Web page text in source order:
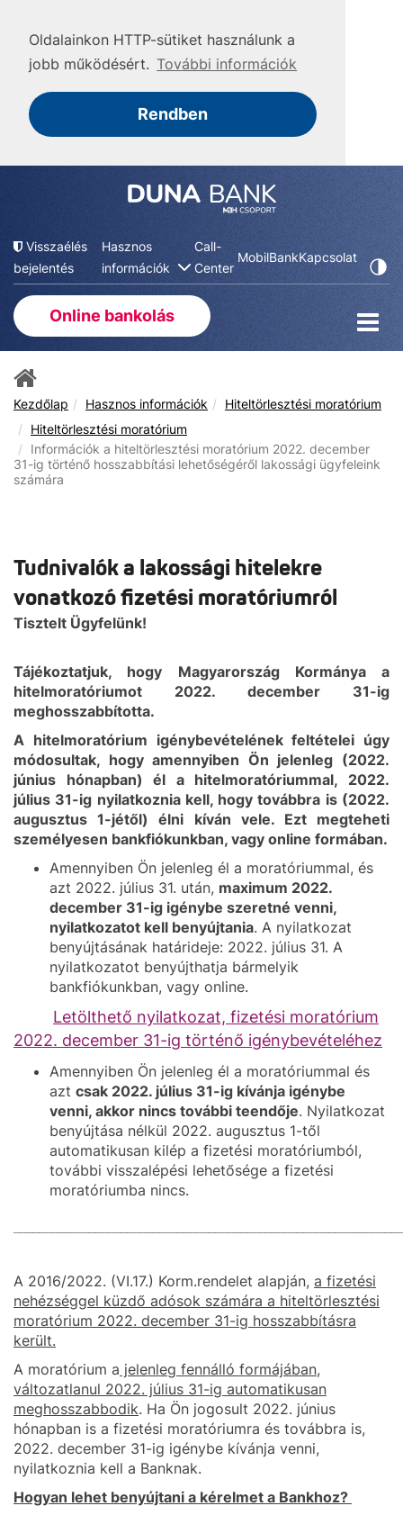
Oldalainkon HTTP-sütiket használunk a
jobb működésért. További információk
Rendben
Visszaélés
bejelentés
Hasznos
információk
Call-
Center
MobilBankKapcsolat
Online bankolás
Kezdőlap Hasznos információk
Hiteltörlesztési moratórium
Hiteltörlesztési moratórium
Információk a hiteltörlesztési moratórium 2022. december
31-ig történő hosszabbítási lehetőségéről lakossági ügyfeleink
számára
Tudnivalók a lakossági hitelekre
vonatkozó fizetési moratóriumról
Tisztelt Ügyfelünk!
Tájékoztatjuk, hogy Magyarország Kormánya a
hitelmoratóriumot 2022. december 31-ig
meghosszabbította.
A hitelmoratórium igénybevételének feltételei úgy
módosultak, hogy amennyiben Ön jelenleg (2022.
június hónapban) él a hitelmoratóriummal, 2022.
július 31-ig nyilatkoznia kell, hogy továbbra is (2022.
augusztus 1-jétől) élni kíván vele. Ezt megteheti
személyesen bankfiókunkban, vagy online formában.
Amennyiben Ön jelenleg él a moratóriummal, és
azt 2022. július 31. után, maximum 2022.
december 31-ig igénybe szeretné venni,
nyilatkozatot kell benyújtania. A nyilatkozat
benyújtásának határideje: 2022. július 31. A
nyilatkozatot benyújthatja bármelyik
bankfiókunkban, vagy online.
Letölthető nyilatkozat, fizetési moratórium
2022. december 31-ig történő igénybevételéhez
Amennyiben Ön jelenleg él a moratóriummal és
azt csak 2022. július 31-ig kívánja igénybe
venni, akkor nincs további teendője. Nyilatkozat
benyújtása nélkül 2022. augusztus 1-től
automatikusan kilép a fizetési moratóriumból,
további visszalépési lehetősége a fizetési
moratóriumba nincs.
A 2016/2022. (VI.17.) Korm.rendelet alapján, a fizetési
nehézséggel küzdő adósok számára a hiteltörlesztési
moratórium 2022. december 31-ig hosszabbításra
került.
A moratórium a jelenleg fennálló formájában,
változatlanul 2022. július 31-ig automatikusan
meghosszabbodik. Ha Ön jogosult 2022. június
hónapban is a fizetési moratóriumra és továbbra is,
2022. december 31-ig igénybe kívánja venni,
nyilatkoznia kell a Banknak.
Hogyan lehet benyújtani a kérelmet a Bankhoz?